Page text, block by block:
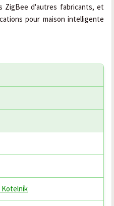
ZigBee d'autres fabricants, et
pour maison intelligente
Kotelník